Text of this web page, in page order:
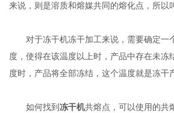
来说，则是溶质和熔媒共同的熔化点，所以
对于冻干机冻干加工来说，需要确定一
度，使得在该温度以上时，产品中存在未冻
度时，产品将全部冻结，这个温度就是冻干
如何找到冻干机共熔点，可以使用的共